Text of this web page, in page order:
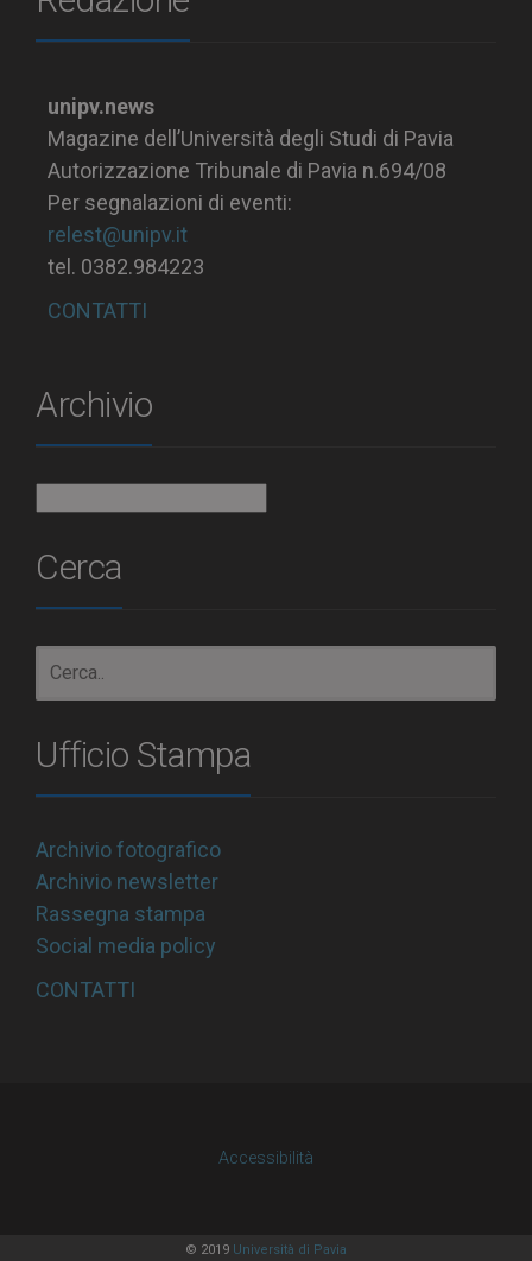
unipv.news
Magazine dell’Università degli Studi di Pavia
Autorizzazione Tribunale di Pavia n.694/08
Per segnalazioni di eventi:
relest@unipv.it
tel. 0382.984223
CONTATTI
Archivio
Cerca
Ufficio Stampa
Archivio fotografico
Archivio newsletter
Rassegna stampa
Social media policy
CONTATTI
Accessibilità
© 2019 Università di Pavia